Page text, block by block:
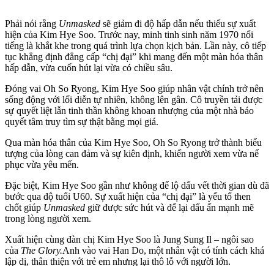
Phải nói rằng Unmasked sẽ giảm đi độ hấp dẫn nếu thiếu sự xuất
hiện của Kim Hye Soo. Trước nay, minh tinh sinh năm 1970 nổi
tiếng là khắt khe trong quá trình lựa chọn kịch bản. Lần này, cô tiếp
tục khẳng định đẳng cấp “chị đại” khi mang đến một màn hóa thân
hấp dẫn, vừa cuốn hút lại vừa có chiều sâu.
Đóng vai Oh So Ryong, Kim Hye Soo giúp nhân vật chính trở nên
sống động với lối diễn tự nhiên, không lên gân. Cô truyền tải được
sự quyết liệt lẫn tinh thần không khoan nhượng của một nhà báo
quyết tâm truy tìm sự thật bằng mọi giá.
Qua màn hóa thân của Kim Hye Soo, Oh So Ryong trở thành biểu
tượng của lòng can đảm và sự kiên định, khiến người xem vừa nể
phục vừa yêu mến.
Đặc biệt, Kim Hye Soo gần như không để lộ dấu vết thời gian dù đã
bước qua độ tuổi U60. Sự xuất hiện của “chị đại” là yếu tố then
chốt giúp Unmasked giữ được sức hút và để lại dấu ấn mạnh mẽ
trong lòng người xem.
Xuất hiện cùng đàn chị Kim Hye Soo là Jung Sung Il – ngôi sao
của The Glory.Anh vào vai Han Do, một nhân vật có tính cách khá
lập dị, thân thiện với trẻ em nhưng lại thô lỗ với người lớn.